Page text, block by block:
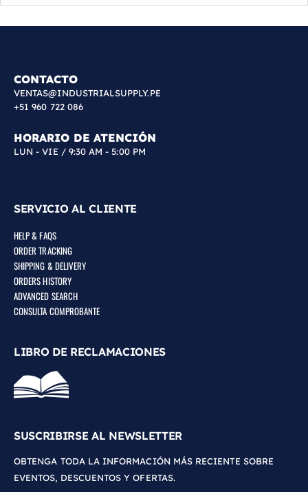
CONTACTO
VENTAS@INDUSTRIALSUPPLY.PE
+51 960 722 086
HORARIO DE ATENCIÓN
LUN - VIE / 9:30 AM - 5:00 PM
SERVICIO AL CLIENTE
HELP & FAQS
ORDER TRACKING
SHIPPING & DELIVERY
ORDERS HISTORY
ADVANCED SEARCH
CONSULTA COMPROBANTE
LIBRO DE RECLAMACIONES
SUSCRIBIRSE AL NEWSLETTER
OBTENGA TODA LA INFORMACIÓN MÁS RECIENTE SOBRE
EVENTOS, DESCUENTOS Y OFERTAS.